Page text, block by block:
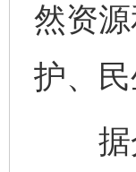
然资
护、民
据介